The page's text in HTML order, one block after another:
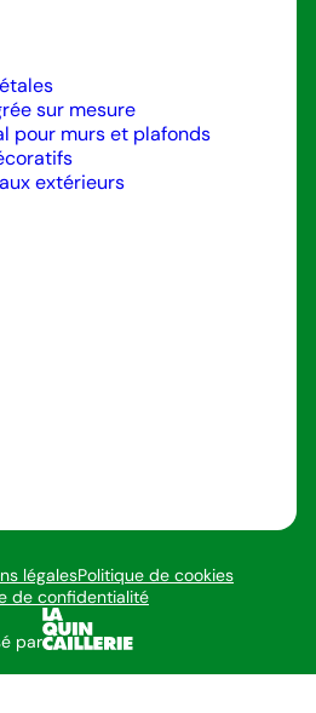
sur mesure
pour murs et plafonds
extérieurs
légalesPolitique de cookies
de confidentialité
par